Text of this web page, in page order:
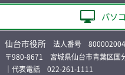
パソ
仙台市役所 法人番号
〒980-8671 宮城県仙台市青葉区国
｜代表電話 022-261-1111